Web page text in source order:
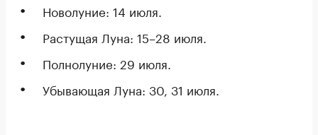
Новолуние: 14 июля.
Растущая Луна: 15–28 июля.
Полнолуние: 29 июля.
Убывающая Луна: 30, 31 июля.